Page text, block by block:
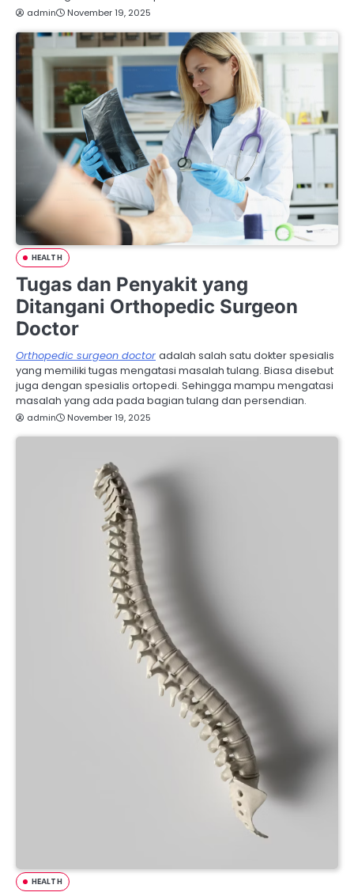
admin November 19, 2025
HEALTH
Tugas dan Penyakit yang
Ditangani Orthopedic Surgeon
Doctor
Orthopedic surgeon doctor adalah salah satu dokter spesialis
yang memiliki tugas mengatasi masalah tulang. Biasa disebut
juga dengan spesialis ortopedi. Sehingga mampu mengatasi
masalah yang ada pada bagian tulang dan persendian.
admin November 19, 2025
HEALTH